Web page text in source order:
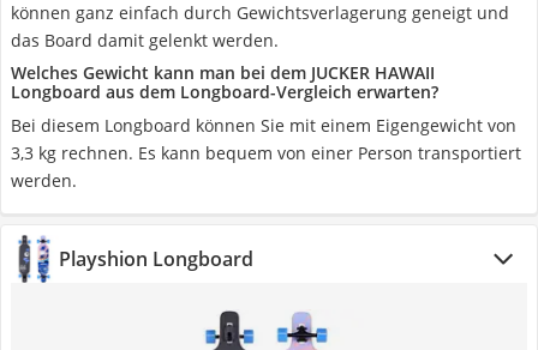
können ganz einfach durch Gewichtsverlagerung geneigt und
das Board damit gelenkt werden.
Welches Gewicht kann man bei dem JUCKER HAWAII
Longboard aus dem Longboard-Vergleich erwarten?
Bei diesem Longboard können Sie mit einem Eigengewicht von
3,3 kg rechnen. Es kann bequem von einer Person transportiert
werden.
Playshion Longboard